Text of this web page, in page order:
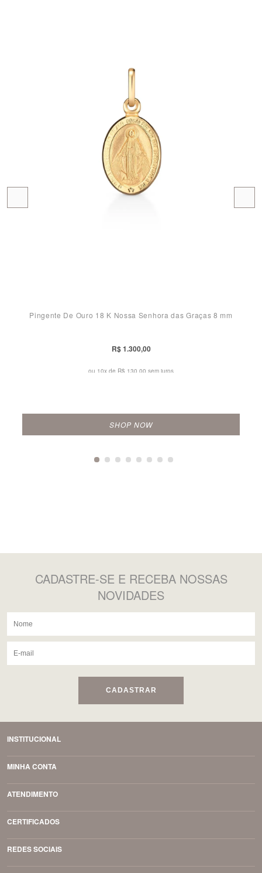
Pingente De Ouro 18 K Nossa Senhora das Graças 8 mm
R$ 1.300,00
ou 10x de R$ 130,00 sem juros
SHOP NOW
CADASTRE-SE E RECEBA NOSSAS
NOVIDADES
CADASTRAR
INSTITUCIONAL
MINHA CONTA
ATENDIMENTO
CERTIFICADOS
REDES SOCIAIS